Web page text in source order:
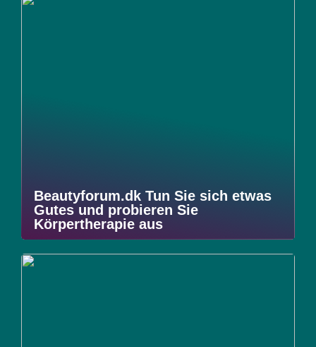
Beautyforum.dk Tun Sie sich etwas
Gutes und probieren Sie
Körpertherapie aus